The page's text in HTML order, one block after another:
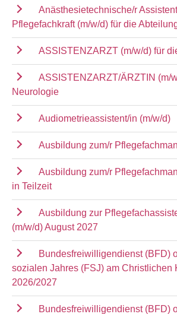
Anästhesietechnische/r
Pflegefachkraft (m/w/d) für die
ASSISTENZARZT (m/w/d) für
ASSISTENZARZT/ÄRZTIN (m/
Neurologie
Audiometrieassistent/in (m/w/d)
Ausbildung zum/r
Ausbildung zum/r
in Teilzeit
Ausbildung zur
(m/w/d) August 2027
Bundesfreiwilligendienst (BFD)
sozialen Jahres (FSJ) am Christlichen
2026/2027
Bundesfreiwilligendienst (BFD)